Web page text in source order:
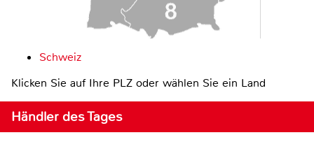
Schweiz
Klicken Sie auf Ihre PLZ oder wählen Sie ein Land
Händler des Tages